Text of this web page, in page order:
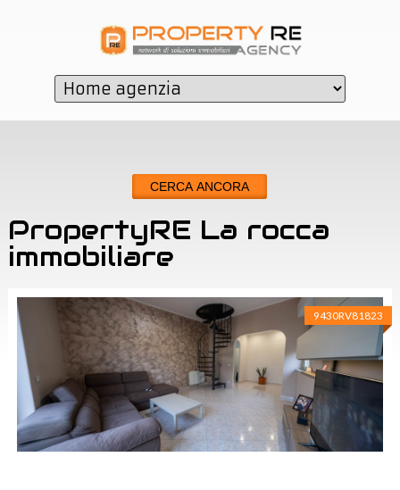
CERCA ANCORA
PropertyRE La rocca
immobiliare
LA ROCCA
IMMOBILIARE
Via Vincenzo Giuffrida, 63 95128 CATANIA(CT)P.IVA: 05748530879
Tel: 0952198678 Cell:3478750127
CONTATTACI
9430RV81823